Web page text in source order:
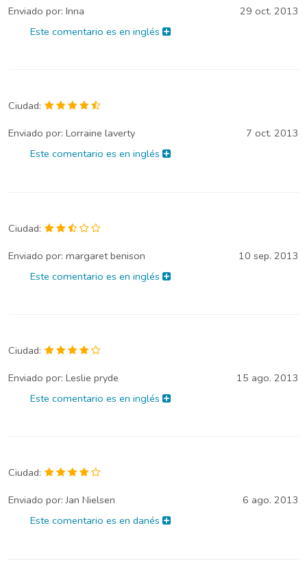
Enviado por: Inna
29 oct. 2013
Este comentario es en inglés
Ciudad:
Enviado por: Lorraine laverty
7 oct. 2013
Este comentario es en inglés
Ciudad:
Enviado por: margaret benison
10 sep. 2013
Este comentario es en inglés
Ciudad:
Enviado por: Leslie pryde
15 ago. 2013
Este comentario es en inglés
Ciudad:
Enviado por:Jan Nielsen
6 ago. 2013
Este comentario es en danés